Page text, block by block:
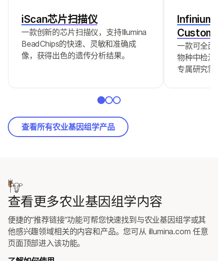
iScan芯片扫描仪
一款创新的芯片扫描仪，支持Illumina
BeadChips的快速、灵敏和准确成
像，获得出色的遗传分析结果。
Infinium
Custom
一款可全
物种中检
专属研究需
查看所有农业基因组学产品
查看更多农业基因组学内容
便捷的“推荐链接”功能可帮您快速找到与农业基因组学或其
他感兴趣领域相关的内容和产品。您可从 illumina.com 任意
页面顶部进入该功能。